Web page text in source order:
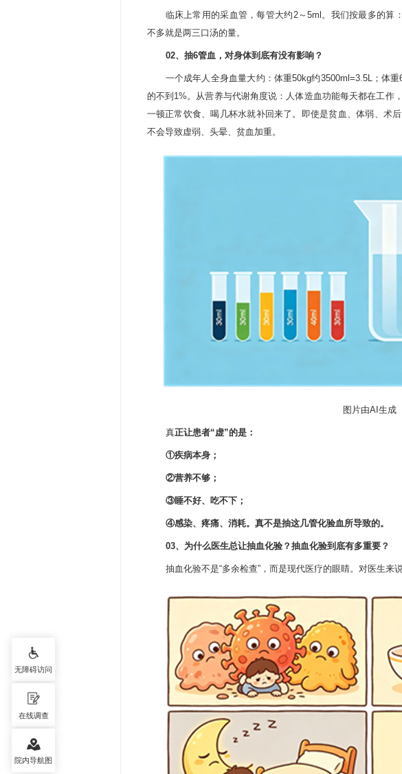
临床上常用的采血管，每管大约2～5ml。我们按最多的算
不多就是两三口汤的量。
02、 抽6管血，对身体到底有没有影响？
一个成年人全身血量大约：体重50kg约3500ml=3.5L；体
的不到1%。从营养与代谢角度说：人体造血功能每天都在工作
一顿正常饮食、喝几杯水就补回来了。即使是贫血、体弱、术
不会导致虚弱、头晕、贫血加重。
图片由AI生成
真正让患者“虚”的是：
①疾病本身；
②营养不够；
③睡不好、吃不下；
④感染、疼痛、消耗。真不是抽这几管化验血所导致的。
03、 为什么医生总让抽血化验？ 抽血化验到底有多重要？
抽血化验不是“多余检查”，而是现代医疗的眼睛。对医生来
无障碍访问
在线调查
院内导航图